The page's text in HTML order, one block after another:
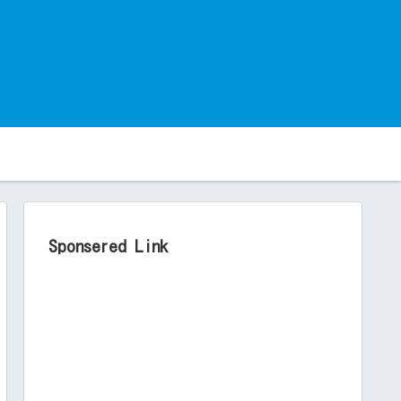
Sponsered Link